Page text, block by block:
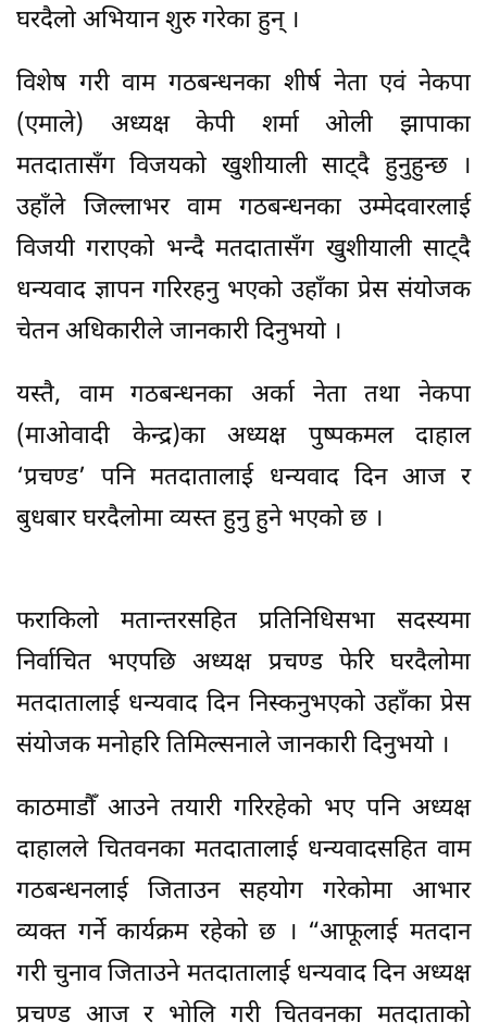
घरदैलो अभियान शुरु गरेका हुन् ।
विशेष गरी वाम गठबन्धनका शीर्ष नेता एवं नेकपा
(एमाले) अध्यक्ष केपी शर्मा ओली झापाका
मतदातासँग विजयको खुशीयाली साट्दै हुनुहुन्छ ।
उहाँले जिल्लाभर वाम गठबन्धनका उम्मेदवारलाई
विजयी गराएको भन्दै मतदातासँग खुशीयाली साट्दै
धन्यवाद ज्ञापन गरिरहनु भएको उहाँका प्रेस संयोजक
चेतन अधिकारीले जानकारी दिनुभयो ।
यस्तै, वाम गठबन्धनका अर्का नेता तथा नेकपा
(माओवादी केन्द्र)का अध्यक्ष पुष्पकमल दाहाल
‘प्रचण्ड’ पनि मतदातालाई धन्यवाद दिन आज र
बुधबार घरदैलोमा व्यस्त हुनु हुने भएको छ ।
फराकिलो मतान्तरसहित प्रतिनिधिसभा सदस्यमा
निर्वाचित भएपछि अध्यक्ष प्रचण्ड फेरि घरदैलोमा
मतदातालाई धन्यवाद दिन निस्कनुभएको उहाँका प्रेस
संयोजक मनोहरि तिमिल्सनाले जानकारी दिनुभयो ।
काठमाडौँ आउने तयारी गरिरहेको भए पनि अध्यक्ष
दाहालले चितवनका मतदातालाई धन्यवादसहित वाम
गठबन्धनलाई जिताउन सहयोग गरेकोमा आभार
व्यक्त गर्ने कार्यक्रम रहेको छ । “आफूलाई मतदान
गरी चुनाव जिताउने मतदातालाई धन्यवाद दिन अध्यक्ष
प्रचण्ड आज र भोलि गरी चितवनका मतदाताको